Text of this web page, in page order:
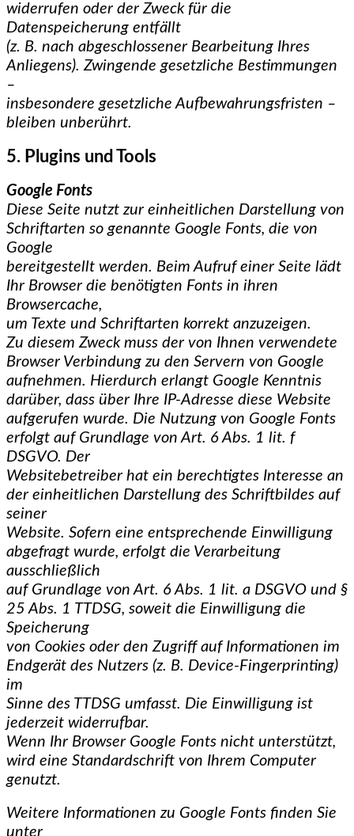
widerrufen oder der Zweck für die
Datenspeicherung entfällt
(z. B. nach abgeschlossener Bearbeitung Ihres
Anliegens). Zwingende gesetzliche Bestimmungen
–
insbesondere gesetzliche Aufbewahrungsfristen –
bleiben unberührt.
5. Plugins und Tools
Google Fonts
Diese Seite nutzt zur einheitlichen Darstellung von
Schriftarten so genannte Google Fonts, die von
Google
bereitgestellt werden. Beim Aufruf einer Seite lädt
Ihr Browser die benötigten Fonts in ihren
Browsercache,
um Texte und Schriftarten korrekt anzuzeigen.
Zu diesem Zweck muss der von Ihnen verwendete
Browser Verbindung zu den Servern von Google
aufnehmen. Hierdurch erlangt Google Kenntnis
darüber, dass über Ihre IP-Adresse diese Website
aufgerufen wurde. Die Nutzung von Google Fonts
erfolgt auf Grundlage von Art. 6 Abs. 1 lit. f
DSGVO. Der
Websitebetreiber hat ein berechtigtes Interesse an
der einheitlichen Darstellung des Schriftbildes auf
seiner
Website. Sofern eine entsprechende Einwilligung
abgefragt wurde, erfolgt die Verarbeitung
ausschließlich
auf Grundlage von Art. 6 Abs. 1 lit. a DSGVO und §
25 Abs. 1 TTDSG, soweit die Einwilligung die
Speicherung
von Cookies oder den Zugriff auf Informationen im
Endgerät des Nutzers (z. B. Device-Fingerprinting)
im
Sinne des TTDSG umfasst. Die Einwilligung ist
jederzeit widerrufbar.
Wenn Ihr Browser Google Fonts nicht unterstützt,
wird eine Standardschrift von Ihrem Computer
genutzt.
Weitere Informationen zu Google Fonts finden Sie
unter